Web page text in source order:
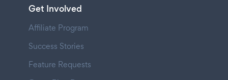
Get Involved
Affiliate Program
Success Stories
Feature Requests